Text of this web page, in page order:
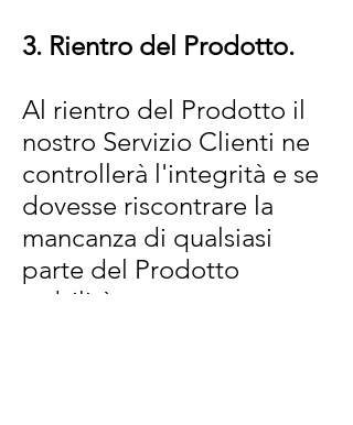
3. Rientro del Prodotto.
Al rientro del Prodotto il
nostro Servizio Clienti ne
controllerà l'integrità e se
dovesse riscontrare la
mancanza di qualsiasi
parte del Prodotto
stabilirà una trattenuta a